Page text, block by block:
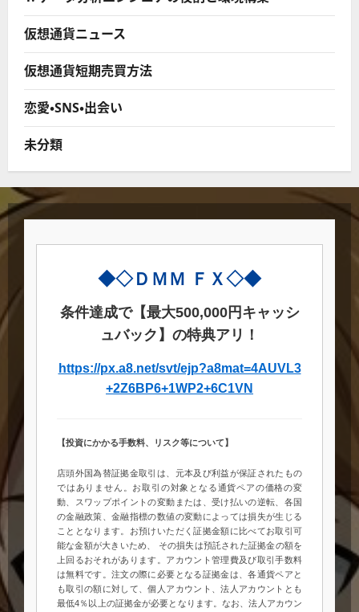
仮想通貨ニュース
仮想通貨短期売買方法
恋愛・SNS・出会い
未分類
◆◇ＤＭＭ ＦＸ◇◆
条件達成で【最大500,000円キャッシ
ュバック】の特典アリ！
https://px.a8.net/svt/ejp?a8mat=4AUVL3
+2Z6BP6+1WP2+6C1VN
【投資にかかる手数料、リスク等について】
店頭外国為替証拠金取引は、元本及び利益が保証されたもの
ではありません。お取引の対象となる通貨ペアの価格の変
動、スワップポイントの変動または、受け払いの逆転、各国
の金融政策、金融指標の数値の変動によっては損失が生じる
こととなります。お預けいただく証拠金額に比べてお取引可
能な金額が大きいため、 その損失は預託された証拠金の額を
上回るおそれがあります。アカウント管理費及び取引手数料
は無料です。注文の際に必要となる証拠金は、各通貨ペアと
も取引の額に対して、個人アカウント、法人アカウントとも
最低4％以上の証拠金が必要となります。なお、法人アカウン